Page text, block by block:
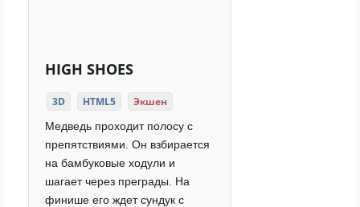
HIGH SHOES
3D HTML5 Экшен
Медведь проходит полосу с
препятствиями. Он взбирается
на бамбуковые ходули и
шагает через преграды. На
финише его ждет сундук с